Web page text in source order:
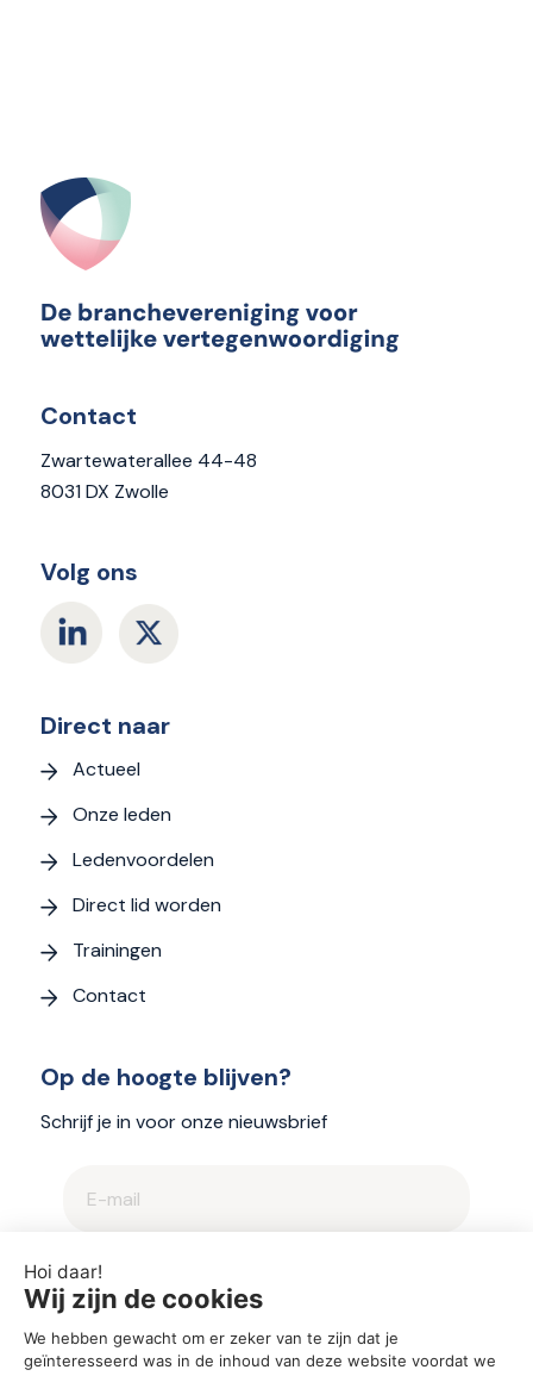
Contact
Zwartewaterallee 44-48
8031 DX Zwolle
Volg ons
Direct naar
Actueel
Onze leden
Ledenvoordelen
Direct lid worden
Trainingen
Contact
Op de hoogte blijven?
Schrijf je in voor onze nieuwsbrief